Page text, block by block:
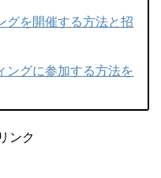
グを開催する方法と招
ングに参加する方法を
ンク